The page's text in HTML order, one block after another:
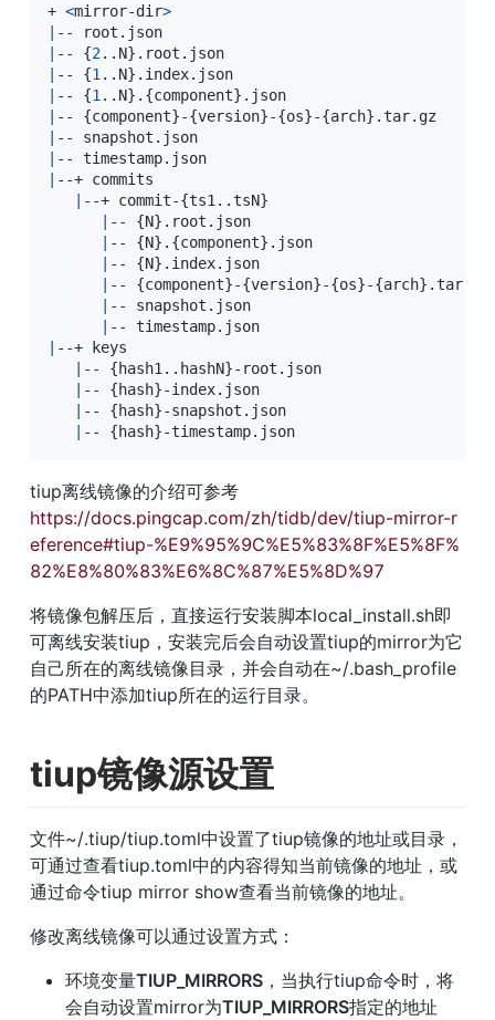
+ <mirror-dir>
| -- root.json
| -- {2.. N} .root.json
| -- {1 .. N} .index.json
| -- {1 .. N} . {component} .json
| -- {component}-{version}-{os}-{arch} .tar.gz
| -- snapshot.json
| -- timestamp.json
| --+ commits
| --+ commit-{ts1 ..tsN}
| -- {N} .root.json
| -- {N} . {component} .json
| -- {N} .index.json
| -- {component}-{version}-{os}-{arch} .tar.gz
| -- snapshot.json
|
| --+ keys
| -- {hash1 .. hashN}-root.json
| -- {hash}-index.json
| -- {hash}-snapshot.json
| -- {hash}-timestamp.json
tiup离线镜像的介绍可参考
https://docs.pingcap.com/zh/tidb/dev/tiup-mirror-r
eference#tiup-%E9%95%9C%E5%83%8F%E5%8F%
82%E8%80%83%E6%8C%87%E5%8D%97
将镜像包解压后，直接运行安装脚本local_install.sh即
可离线安装tiup，安装完后会自动设置tiup的mirror为它
自己所在的离线镜像目录，并会自动在~/.bash_profile
的PATH中添加tiup所在的运行目录。
tiup镜像源设置
文件~/.tiup/tiup.toml中设置了tiup镜像的地址或目录，
可通过查看tiup.toml中的内容得知当前镜像的地址，或
通过命令tiup mirror show查看当前镜像的地址。
修改离线镜像可以通过设置方式：
环境变量TIUP_MIRRORS ，当执行tiup命令时，将
会自动设置mirror为TIUP_MIRRORS指定的地址